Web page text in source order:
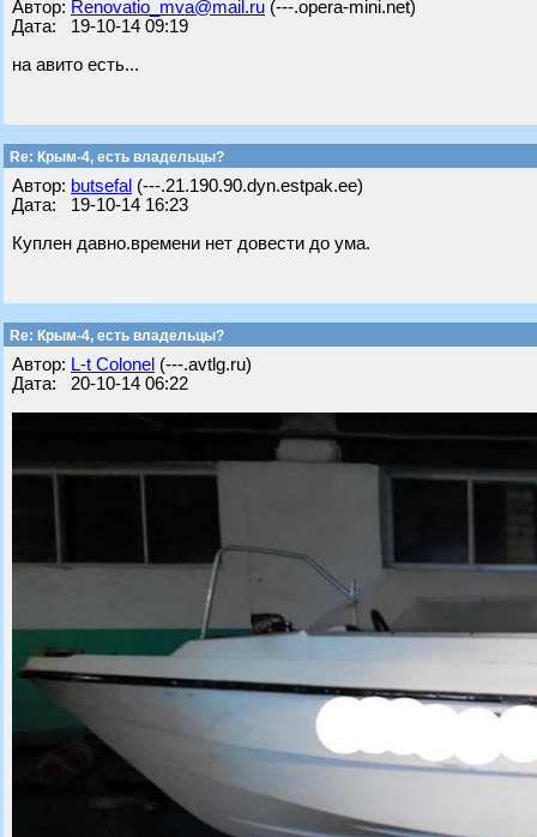
Автор: Renovatio_mva@mail.ru (---.opera-mini.net)
Дата: 19-10-14 09:19
на авито есть...
Re: Крым-4, есть владельцы?
Автор: butsefal (---.21.190.90.dyn.estpak.ee)
Дата: 19-10-14 16:23
Куплен давно.времени нет довести до ума.
Re: Крым-4, есть владельцы?
Автор: L-t Colonel (---.avtlg.ru)
Дата: 20-10-14 06:22